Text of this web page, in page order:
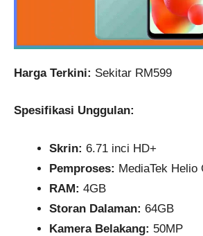
Harga Terkini: Sekitar RM599
Spesifikasi Unggulan:
Skrin: 6.71 inci HD+
Pemproses: MediaTek Helio
RAM: 4GB
Storan Dalaman: 64GB
Kamera Belakang: 50MP